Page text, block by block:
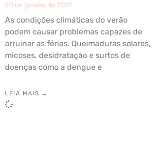
20 de janeiro de 2017
As condições climáticas do verão
podem causar problemas capazes de
arruinar as férias. Queimaduras solares,
micoses, desidratação e surtos de
doenças como a dengue e
LEIA MAIS →